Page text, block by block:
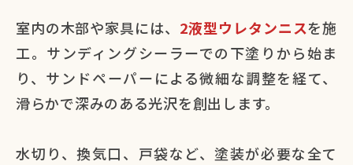
室内の木部や家具には、 2液型ウレタンニスを施
工。サンディングシーラーでの下塗りから始ま
り、サンドペーパーによる微細な調整を経て、
滑らかで深みのある光沢を創出します。
水切り、換気口、戸袋など、塗装が必要な全て